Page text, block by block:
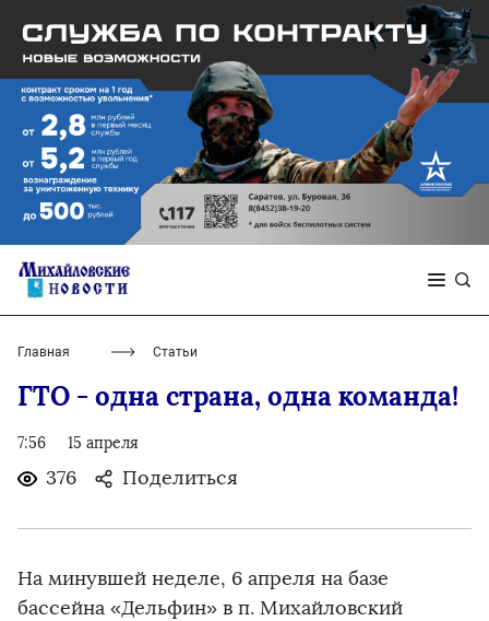
Главная Статьи
ГТО - одна страна, одна команда!
7:56 15 апреля
376 Поделиться
На минувшей неделе, 6 апреля на базе
бассейна «Дельфин» в п. Михайловский